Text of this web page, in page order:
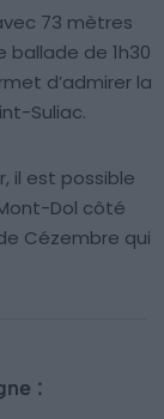
73 mètres
ballade de 1h30
d’admirer la
Suliac.
il est possible
Dol côté
Cézembre qui
: